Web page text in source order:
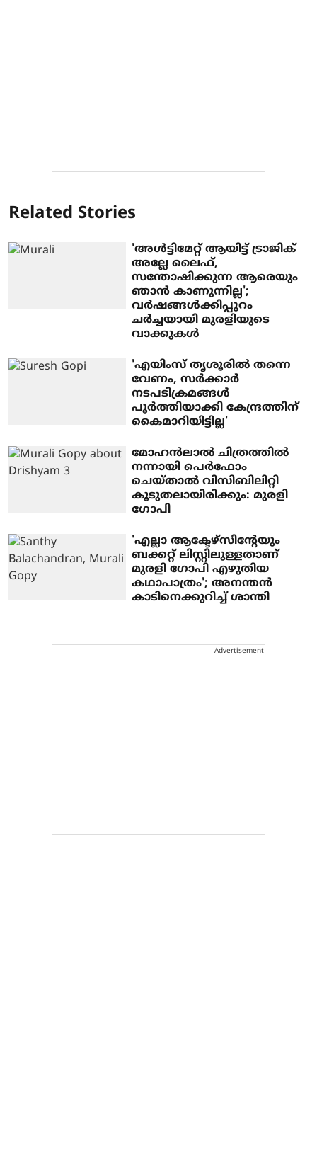
Related Stories
'അൾട്ടിമേറ്റ് ആയിട്ട് ട്രാജിക്
അല്ലേ ലൈഫ്,
സന്തോഷിക്കുന്ന ആരെയും
ഞാൻ കാണുന്നില്ല';
വർഷങ്ങൾക്കിപ്പുറം
ചർച്ചയായി മുരളിയുടെ
വാക്കുകൾ
'എയിംസ് തൃശൂരില്‍ തന്നെ
വേണം, സര്‍ക്കാര്‍
നടപടിക്രമങ്ങള്‍
പൂര്‍ത്തിയാക്കി കേന്ദ്രത്തിന്
കൈമാറിയിട്ടില്ല'
മോഹന്‍ലാല്‍ ചിത്രത്തില്‍
നന്നായി പെര്‍ഫോം
ചെയ്താല്‍ വിസിബിലിറ്റി
കൂടുതലായിരിക്കും: മുരളി
ഗോപി
'എല്ലാ ആക്ടേഴ്‌സിന്റേയും
ബക്കറ്റ് ലിസ്റ്റിലുള്ളതാണ്
മുരളി ഗോപി എഴുതിയ
കഥാപാത്രം'; അനന്തന്‍
കാടിനെക്കുറിച്ച് ശാന്തി
Advertisement